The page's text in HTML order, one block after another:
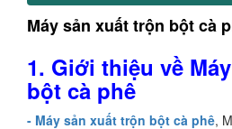
Máy sản xuất trộn bột cà
1. Giới thiệu về
bột cà phê
- Máy sản xuất trộn bột cà phê,